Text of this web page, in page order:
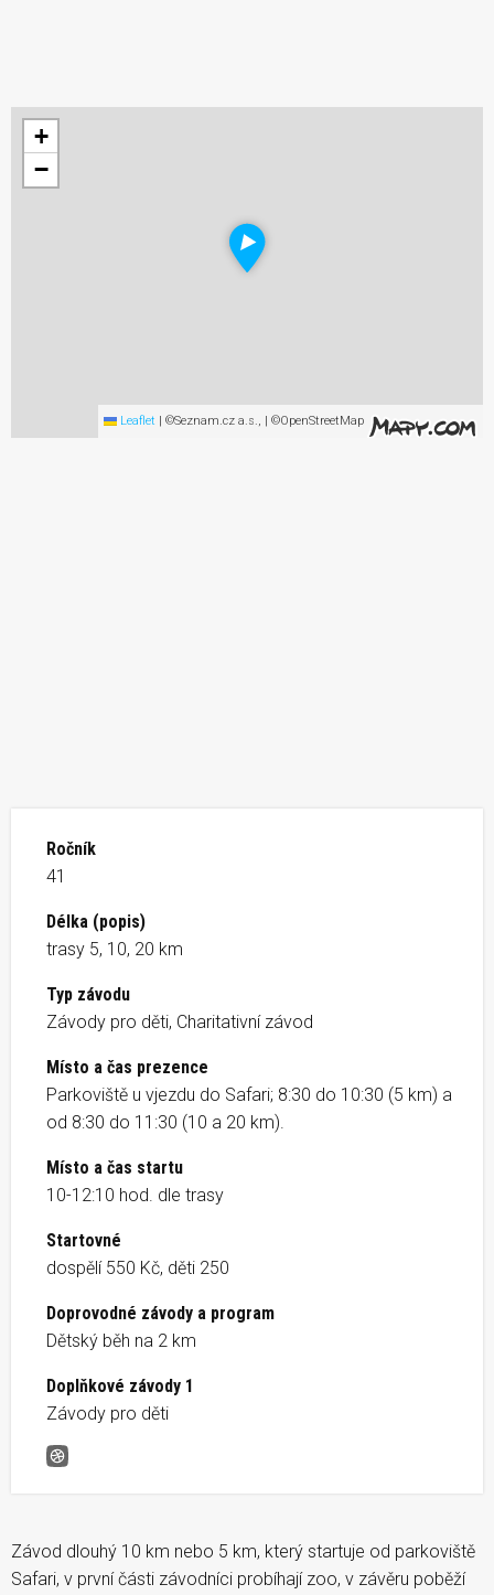
+
−
Leaflet | ©Seznam.cz a.s., | ©OpenStreetMap
Ročník
41
Délka (popis)
trasy 5, 10, 20 km
Typ závodu
Závody pro děti, Charitativní závod
Místo a čas prezence
Parkoviště u vjezdu do Safari; 8:30 do 10:30 (5 km) a
od 8:30 do 11:30 (10 a 20 km).
Místo a čas startu
10-12:10 hod. dle trasy
Startovné
dospělí 550 Kč, děti 250
Doprovodné závody a program
Dětský běh na 2 km
Doplňkové závody 1
Závody pro děti
SAFARIBĚH
Závod dlouhý 10 km nebo 5 km, který startuje od parkoviště
Safari, v první části závodníci probíhají zoo, v závěru poběží